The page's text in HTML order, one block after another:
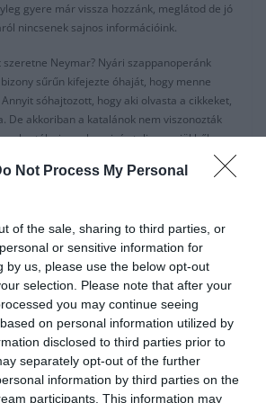
Not Process My Personal
of the sale, sharing to third parties, or
or sensitive information for
by us, please use the below opt-out
selection. Please note that after your
you may continue seeing
on personal information utilized by
disclosed to third parties prior to
separately opt-out of the further
information by third parties on the
participants. This information may
gyere már vissza hozzánk, meglátod de jó
nincsenek sajnos információink.
Neymar? Nyári szappanoperánk
sűrűn kifejezte óhaját, hogy menne
sóhajtozott, hogy aki olvasta a cikkeket,
De akkoriban a katalánok nem viszonozták
akarták vissza hozni, és teljes erejükből a
hogy nincs napirenden Neymar
Ennyi. Na, akkor kapta magát a brazil
és rajongását Zidane iránt, de pont
nézett oda ( mert ugye Pogba-t
nem lehetett idén az övé. Ekkor gondolták
miután kivártak, és szemmel láthatóan a
tervez Neymar-al, akkor ha már annyira
óvatosan Párizsban tapogatózni. Ott
az érdeklődést, hiszen Neymar menne,
meg van rá pénze. Van?
Florentino Perez, a Real Madrid